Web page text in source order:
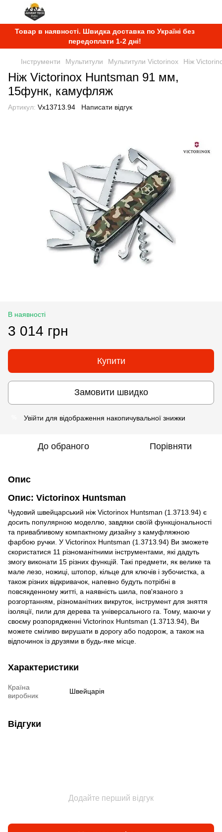
Товар в наявності. Швидка доставка по Україні без
передоплати 1-2 дні!
Інструменти Мультитули Мультитули Victorinox Ніж
Ніж Victorinox Huntsman 91 мм,
15функ, камуфляж
Артикул: Vx13713.94 Написати відгук
В наявності
3 014 грн
Купити
Замовити швидко
Увійти для відображення накопичувальної знижки
До обраного Порівняти
Опис
Опис: Victorinox Huntsman
Чудовий швейцарський ніж Victorinox Huntsman (1.3713.94) є
досить популярною моделлю, завдяки своїй функціональності
та привабливому компактному дизайну з камуфляжною
фарбою ручки. У Victorinox Huntsman (1.3713.94) Ви зможете
скористатися 11 різноманітними інструментами, які дадуть
змогу виконати 15 різних функцій. Такі предмети, як велике та
мале лезо, ножиці, штопор, кільце для ключів і зубочистка, а
також різних відкривачок, напевно будуть потрібні в
повсякденному житті, а наявність шила, пов'язаного з
розгортанням, різноманітних викруток, інструмент для зняття
ізоляції, пили для дерева та універсального га. Тому, маючи у
своєму розпорядженні Victorinox Huntsman (1.3713.94), Ви
можете сміливо вирушати в дорогу або подорож, а також на
відпочинок із друзями в будь-яке місце.
Характеристики
Країна
виробник
Швейцарія
Відгуки
Додайте перший відгук